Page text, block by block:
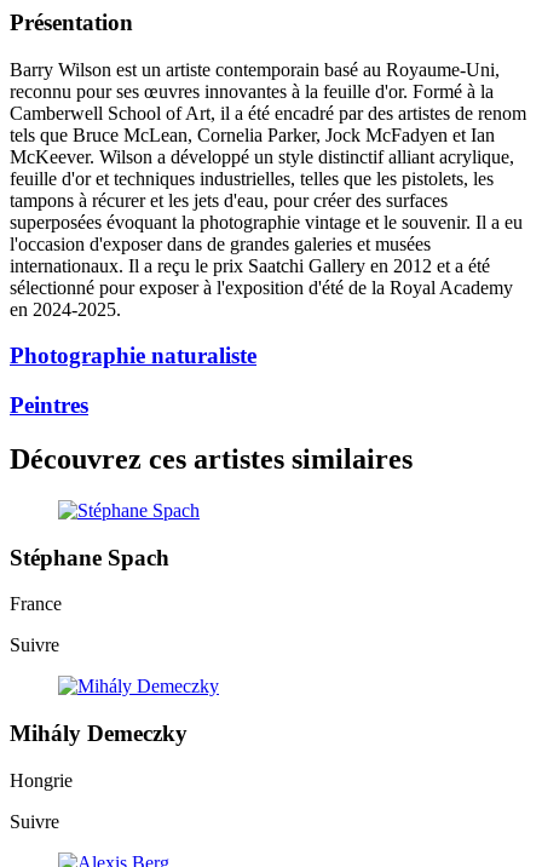
Présentation
Barry Wilson est un artiste contemporain basé au Royaume-Uni,
reconnu pour ses œuvres innovantes à la feuille d'or. Formé à la
Camberwell School of Art, il a été encadré par des artistes de renom
tels que Bruce McLean, Cornelia Parker, Jock McFadyen et Ian
McKeever. Wilson a développé un style distinctif alliant acrylique,
feuille d'or et techniques industrielles, telles que les pistolets, les
tampons à récurer et les jets d'eau, pour créer des surfaces
superposées évoquant la photographie vintage et le souvenir. Il a eu
l'occasion d'exposer dans de grandes galeries et musées
internationaux. Il a reçu le prix Saatchi Gallery en 2012 et a été
sélectionné pour exposer à l'exposition d'été de la Royal Academy
en 2024-2025.
Photographie naturaliste
Peintres
Découvrez ces artistes similaires
Stéphane Spach
France
Suivre
Mihály Demeczky
Hongrie
Suivre